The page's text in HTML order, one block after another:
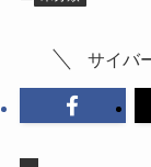
サイバ